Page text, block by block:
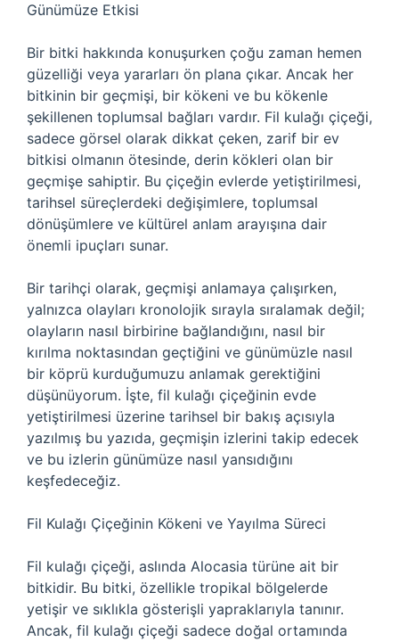
Günümüze Etkisi
Bir bitki hakkında konuşurken çoğu zaman hemen
güzelliği veya yararları ön plana çıkar. Ancak her
bitkinin bir geçmişi, bir kökeni ve bu kökenle
şekillenen toplumsal bağları vardır. Fil kulağı çiçeği,
sadece görsel olarak dikkat çeken, zarif bir ev
bitkisi olmanın ötesinde, derin kökleri olan bir
geçmişe sahiptir. Bu çiçeğin evlerde yetiştirilmesi,
tarihsel süreçlerdeki değişimlere, toplumsal
dönüşümlere ve kültürel anlam arayışına dair
önemli ipuçları sunar.
Bir tarihçi olarak, geçmişi anlamaya çalışırken,
yalnızca olayları kronolojik sırayla sıralamak değil;
olayların nasıl birbirine bağlandığını, nasıl bir
kırılma noktasından geçtiğini ve günümüzle nasıl
bir köprü kurduğumuzu anlamak gerektiğini
düşünüyorum. İşte, fil kulağı çiçeğinin evde
yetiştirilmesi üzerine tarihsel bir bakış açısıyla
yazılmış bu yazıda, geçmişin izlerini takip edecek
ve bu izlerin günümüze nasıl yansıdığını
keşfedeceğiz.
Fil Kulağı Çiçeğinin Kökeni ve Yayılma Süreci
Fil kulağı çiçeği, aslında Alocasia türüne ait bir
bitkidir. Bu bitki, özellikle tropikal bölgelerde
yetişir ve sıklıkla gösterişli yapraklarıyla tanınır.
Ancak, fil kulağı çiçeği sadece doğal ortamında